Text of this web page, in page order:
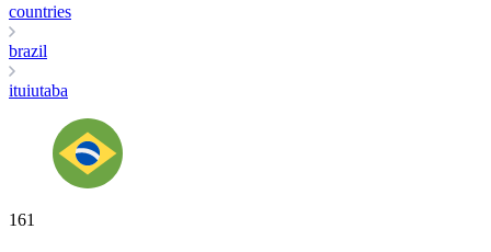
countries
brazil
ituiutaba
161